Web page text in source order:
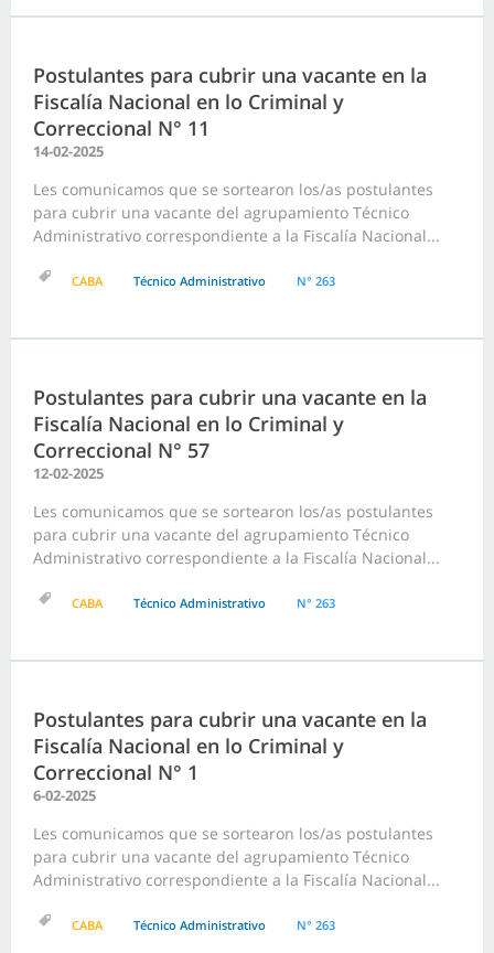
Postulantes para cubrir una vacante en la
Fiscalía Nacional en lo Criminal y
Correccional N° 11
14-02-2025
Les comunicamos que se sortearon los/as postulantes
para cubrir una vacante del agrupamiento Técnico
Administrativo correspondiente a la Fiscalía Nacional...
CABA Técnico Administrativo N° 263
Postulantes para cubrir una vacante en la
Fiscalía Nacional en lo Criminal y
Correccional N° 57
12-02-2025
Les comunicamos que se sortearon los/as postulantes
para cubrir una vacante del agrupamiento Técnico
Administrativo correspondiente a la Fiscalía Nacional...
CABA Técnico Administrativo N° 263
Postulantes para cubrir una vacante en la
Fiscalía Nacional en lo Criminal y
Correccional N° 1
6-02-2025
Les comunicamos que se sortearon los/as postulantes
para cubrir una vacante del agrupamiento Técnico
Administrativo correspondiente a la Fiscalía Nacional...
CABA Técnico Administrativo N° 263